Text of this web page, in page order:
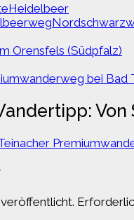
Heidelbeer
Orensfels (Südpfalz)
bei